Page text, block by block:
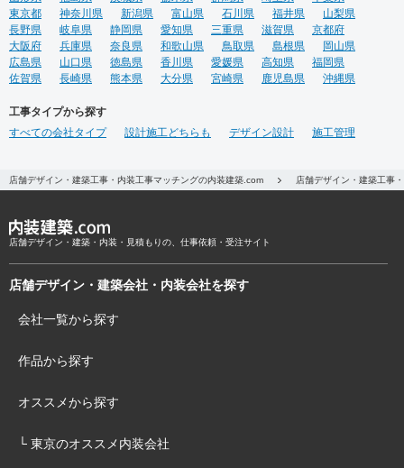
東京都
神奈川県 新潟県 富山県 石川県 福井県
山梨県
長野県
岐阜県 静岡県 愛知県 三重県 滋賀県
京都府
大阪府
兵庫県 奈良県 和歌山県 鳥取県 島根県
岡山県
広島県
山口県 徳島県 香川県 愛媛県 高知県
福岡県
佐賀県
長崎県 熊本県 大分県 宮崎県 鹿児島県 沖縄県
工事タイプから探す
すべての会社タイプ
設計施工どちらも デザイン設計 施工管理
店舗デザイン・建築工事・内装工事マッチングの内装建築.com 店舗デザイン・建築工事
店舗デザイン・建築・内装・見積もりの、仕事依頼・受注サイト
店舗デザイン・建築会社・内装会社を探す
会社一覧から探す
作品から探す
オススメから探す
└ 東京のオススメ内装会社